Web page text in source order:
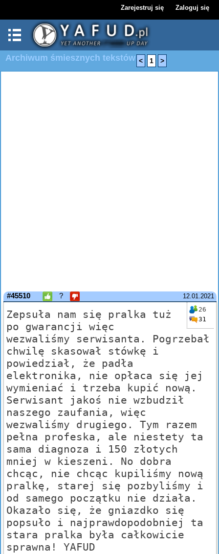
Zarejestruj się Zaloguj się
Archiwum śmiesznych tekstów < 1 >
12.01.2021
#45510 ?
26
31
Zepsuła nam się pralka tuż
po gwarancji więc
wezwaliśmy serwisanta. Pogrzebał
chwilę skasował stówkę i
powiedział, że padła
elektronika, nie opłaca się jej
wymieniać i trzeba kupić nową.
Serwisant jakoś nie wzbudził
naszego zaufania, więc
wezwaliśmy drugiego. Tym razem
pełna profeska, ale niestety ta
sama diagnoza i 150 złotych
mniej w kieszeni. No dobra
chcąc, nie chcąc kupiliśmy nową
pralkę, starej się pozbyliśmy i
od samego początku nie działa.
Okazało się, że gniazdko się
popsuło i najprawdopodobniej ta
stara pralka była całkowicie
sprawna! YAFUD